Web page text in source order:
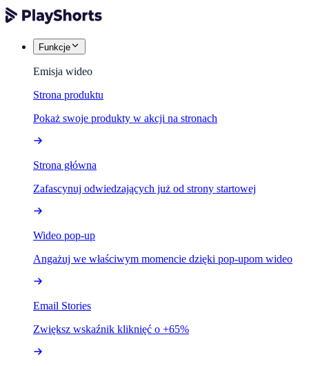
Funkcje
Emisja wideo
Strona produktu
Pokaż swoje produkty w akcji na stronach
Strona główna
Zafascynuj odwiedzających już od strony startowej
Wideo pop-up
Angażuj we właściwym momencie dzięki pop-upom wideo
Email Stories
Zwiększ wskaźnik kliknięć o +65%